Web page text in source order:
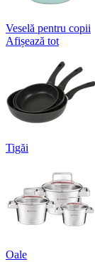
Veselă pentru copii
Afișează tot
Tigăi
Oale